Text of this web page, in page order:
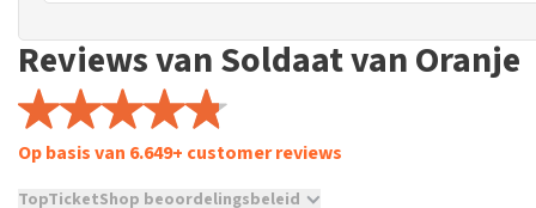
Reviews van Soldaat van Oranje
Op basis van 6.649+ customer reviews
TopTicketShop beoordelingsbeleid